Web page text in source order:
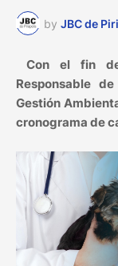
by JBC de
Con el fin
Responsable
Gestión
cronograma de